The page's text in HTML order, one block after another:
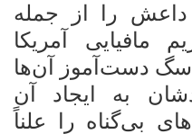
را از جمله
مافیایی آمریکا
دست‌آموز آن‌ها
به ایجاد آن
بی‌گناه را علناً